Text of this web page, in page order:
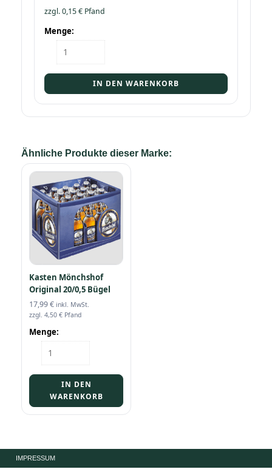
zzgl.0,15€ Pfand
Menge:
Flasche
Mönchshof
Bügel
Menge
IN DEN WARENKORB
Ähnliche Produkte dieser Marke:
Kasten Mönchshof
Original 20/0,5 Bügel
17,99€ inkl. MwSt.
zzgl. 4,50 € Pfand
Menge:
Kasten
Mönchshof
20/0,5
Bügel
Menge
IN DEN
WARENKORB
IMPRESSUM